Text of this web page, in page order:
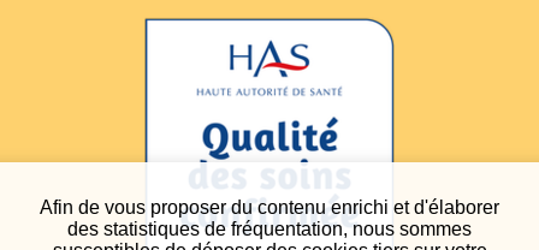
Afin de vous proposer du contenu enrichi et d'élaborer
des statistiques de fréquentation, nous sommes